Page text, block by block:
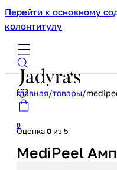
Перейти к основному
колонтитулу
0
главная/товары/
Оценка0 из 5
MediPeel